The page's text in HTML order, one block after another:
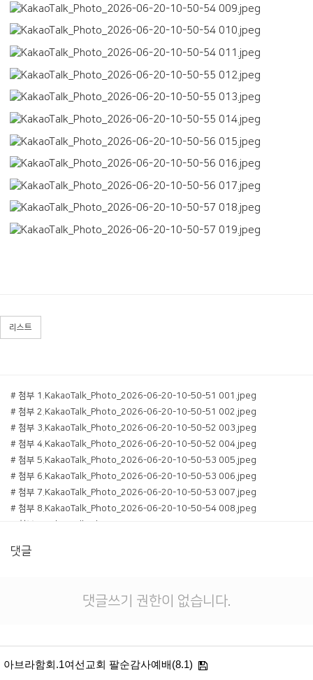
리스트
# 첨부 1.KakaoTalk_Photo_2026-06-20-10-50-51 001.jpeg
# 첨부 2.KakaoTalk_Photo_2026-06-20-10-50-51 002.jpeg
# 첨부 3.KakaoTalk_Photo_2026-06-20-10-50-52 003.jpeg
# 첨부 4.KakaoTalk_Photo_2026-06-20-10-50-52 004.jpeg
# 첨부 5.KakaoTalk_Photo_2026-06-20-10-50-53 005.jpeg
# 첨부 6.KakaoTalk_Photo_2026-06-20-10-50-53 006.jpeg
# 첨부 7.KakaoTalk_Photo_2026-06-20-10-50-53 007.jpeg
# 첨부 8.KakaoTalk_Photo_2026-06-20-10-50-54 008.jpeg
# 첨부 11.KakaoTalk_Photo_2026-06-20-10-50-54 011.jpeg
# 첨부 14.KakaoTalk_Photo_2026-06-20-10-50-55 014.jpeg
# 첨부 18.KakaoTalk_Photo_2026-06-20-10-50-57 018.jpeg
댓글
댓글쓰기 권한이 없습니다.
아브라함회.1여선교회 팔순감사예배(8.1)